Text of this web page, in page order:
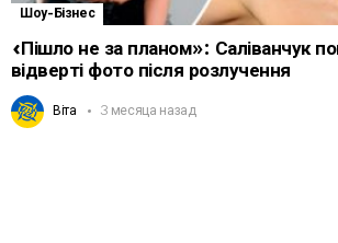
Шоу-Бізнес
«Пішло не за планом»: Саліванчук
відверті фото після розлучення
Віта 3 месяца назад